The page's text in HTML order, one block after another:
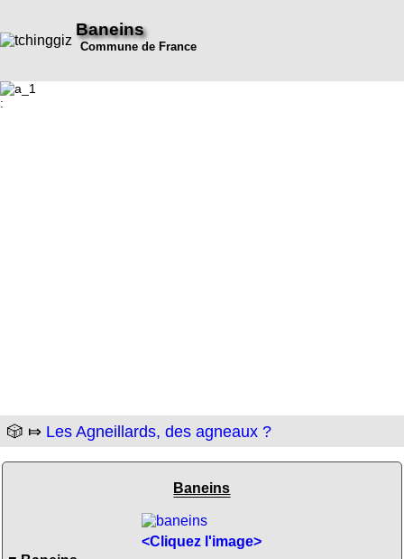
Baneins
Commune de France
:
🎲 ⤇ Les Agneillards, des agneaux ?
Baneins
<Cliquez l'image>